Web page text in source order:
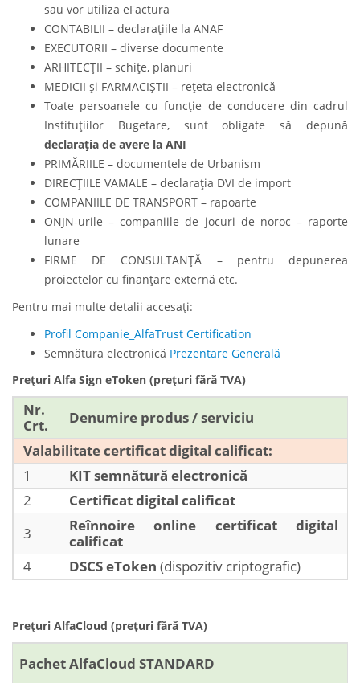
sau vor utiliza eFactura
CONTABILII – declarațiile la ANAF
EXECUTORII – diverse documente
ARHITECȚII – schițe, planuri
MEDICII și FARMACIȘTII – rețeta electronică
Toate persoanele cu funcție de conducere din cadrul
Instituțiilor Bugetare, sunt obligate să depună
declarația de avere la ANI
PRIMĂRIILE – documentele de Urbanism
DIRECȚIILE VAMALE – declarația DVI de import
COMPANIILE DE TRANSPORT – rapoarte
ONJN-urile – companiile de jocuri de noroc – raporte
lunare
FIRME DE CONSULTANȚĂ – pentru depunerea
proiectelor cu finanțare externă etc.
Pentru mai multe detalii accesați:
Profil Companie_AlfaTrust Certification
Semnătura electronică Prezentare Generală
Prețuri Alfa Sign eToken (prețuri fără TVA)
Nr.
Crt.
Denumire produs / serviciu
Valabilitate certificat digital calificat:
1
KIT semnătură electronică
2
Certificat digital calificat
3
Reînnoire online certificat digital
calificat
4
DSCS eToken (dispozitiv criptografic)
Prețuri AlfaCloud (prețuri fără TVA)
Pachet AlfaCloud STANDARD